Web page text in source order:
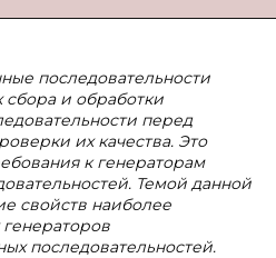
последовательности
сбора и обработки
перед
их качества. Это
к генераторам
Темой данной
свойств наиболее
последовательностей.